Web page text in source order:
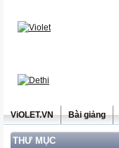
ViOLET.VN Bài giảng
THƯ MỤC